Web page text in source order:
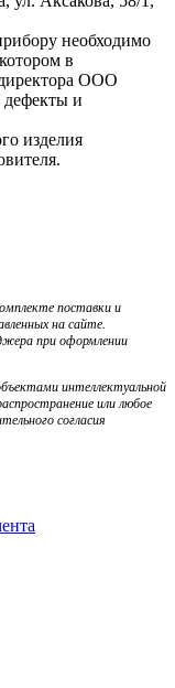
необходимо
в
ООО
дефекты и
изделия
поставки и
на сайте.
при оформлении
интеллектуальной
или любое
согласия